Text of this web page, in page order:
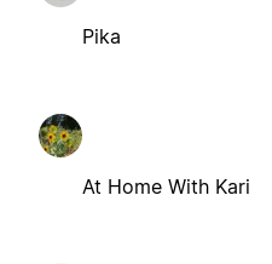
Pika
At Home With Kari